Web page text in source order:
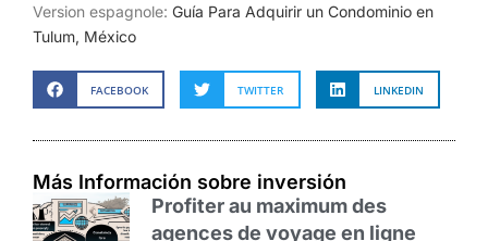
Version espagnole: Guía Para Adquirir un Condominio en
Tulum, México
FACEBOOK TWITTER LINKEDIN
Más Información sobre inversión
Profiter au maximum des
agences de voyage en ligne